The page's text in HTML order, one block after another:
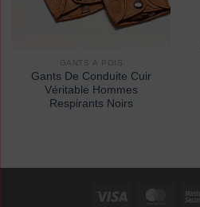
GANTS À POIS
Gants De Conduite Cuir
Véritable Hommes
Respirants Noirs